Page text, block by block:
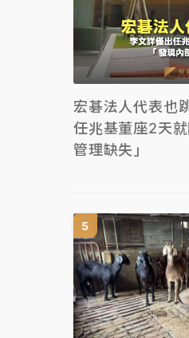
宏碁法人代表也
任兆基董座2天
管理缺失」